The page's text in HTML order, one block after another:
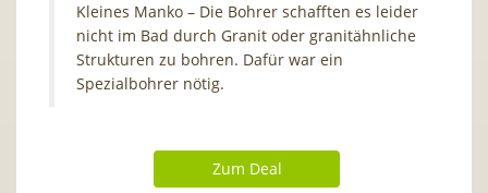
Kleines Manko – Die Bohrer schafften es leider
nicht im Bad durch Granit oder granitähnliche
Strukturen zu bohren. Dafür war ein
Spezialbohrer nötig.
Zum Deal